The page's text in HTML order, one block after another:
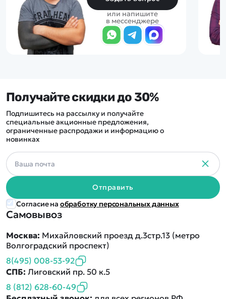
или напишите
в мессенджере
Самовывоз
Москва: Михайловский проезд д.3стр.13 (метро
Волгоградский проспект)
8(495) 008-53-92
СПБ: Лиговский пр. 50 к.5
8 (812) 628-60-49
Получайте скидки до 30%
Подпишитесь на рассылку и получайте
специальные акционные предложения,
ограниченные распродажи и информацию о
новинках
Отправить
Согласие на обработку персональных данных